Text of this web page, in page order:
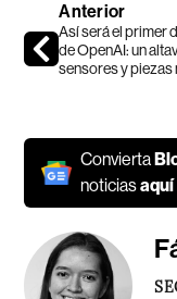
Anterior
Así será el primer
de OpenAI: un
sensores y piezas
Convierta
noticiasaquí